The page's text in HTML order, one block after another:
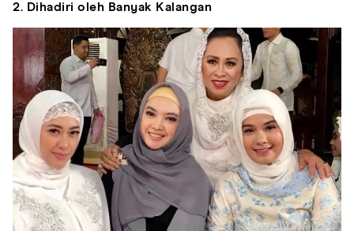
2. Dihadiri oleh Banyak Kalangan